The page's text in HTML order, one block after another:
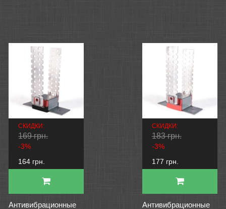
СКИДКИ:
169 грн.
-3%
164 грн.
Антивибрационные
СКИДКИ:
183 грн.
-3%
177 грн.
Антивибрационные